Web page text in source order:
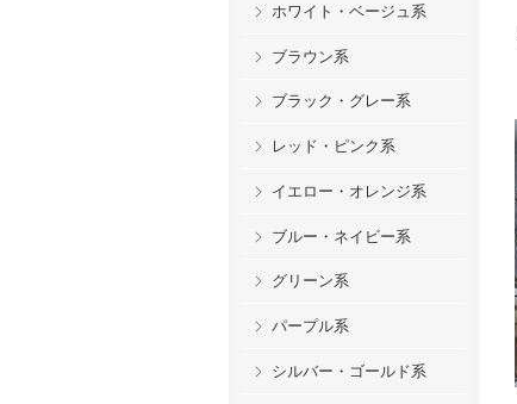
ホワイト・ベージュ系
ブラウン系
ブラック・グレー系
レッド・ピンク系
イエロー・オレンジ系
ブルー・ネイビー系
グリーン系
パープル系
シルバー・ゴールド系